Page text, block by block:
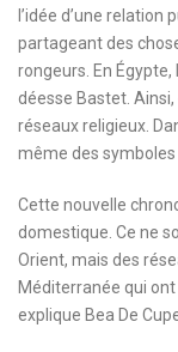
l’idée d’une relation
partageant des
rongeurs. En
déesse Bastet.
réseaux religieux.
même des symboles
Cette nouvelle
domestique. Ce ne
Orient, mais des
Méditerranée qui
explique Bea De